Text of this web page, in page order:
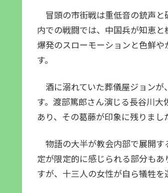
冒頭の市街戦は重低音の銃声と
内での戦闘では、中国兵が知恵と
爆発のスローモーションと色鮮
す。
酒に溺れていた葬儀屋ジョンが
す。渡部篤郎さん演じる長谷川
あり、その葛藤が印象に残りまし
物語の大半が教会内部で展開す
定が限定的に感じられる部分も
すが、十三人の女性が自ら犠牲を